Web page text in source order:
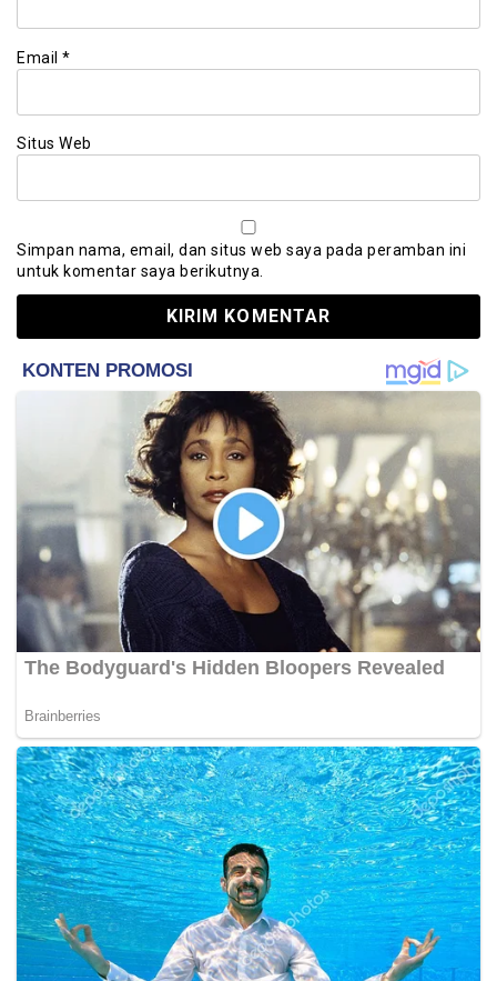
Email *
Situs Web
Simpan nama, email, dan situs web saya pada peramban ini
untuk komentar saya berikutnya.